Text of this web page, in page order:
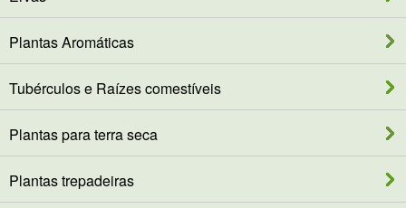
Plantas Aromáticas
Tubérculos e Raízes comestíveis
Plantas para terra seca
Plantas trepadeiras